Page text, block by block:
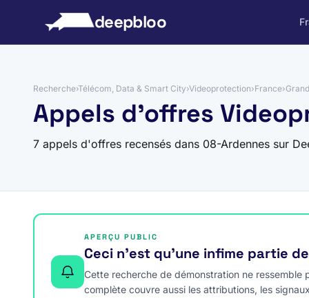
deepbloo
Recherche›Télécom, Data & Smart City›Videoprotection›France›
Appels d'offres
7 appels d'offres recensés dans 08-Ardennes sur
APERÇU PUBLIC
Ceci n’est qu’une infime partie
Cette recherche de démonstration ne ressemble
complète couvre aussi les attributions, les